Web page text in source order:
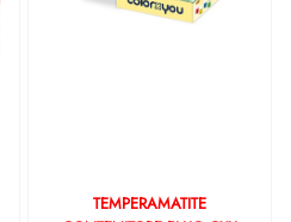
TEMPERAMATITE